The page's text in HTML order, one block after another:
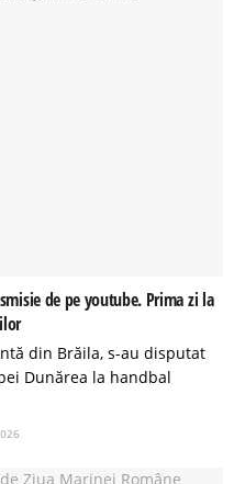
de pe youtube. Prima zi la
din Brăila, s-au disputat
Dunărea la handbal